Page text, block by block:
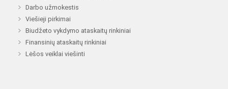
Darbo užmokestis
Viešieji pirkimai
Biudžeto vykdymo ataskaitų rinkiniai
Finansinių ataskaitų rinkiniai
Lėšos veiklai viešinti